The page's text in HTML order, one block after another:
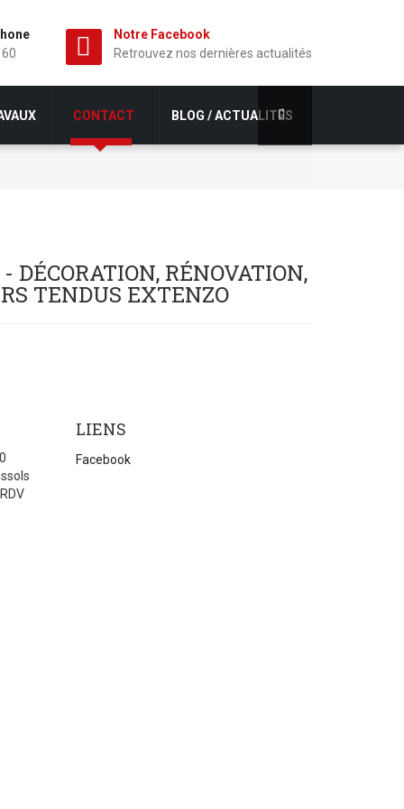
Notre Facebook
Retrouvez nos dernières actualités
CONTACT BLOG / ACTUALITÉS
DÉCORATION, RÉNOVATION,
TENDUS EXTENZO
LIENS
Facebook